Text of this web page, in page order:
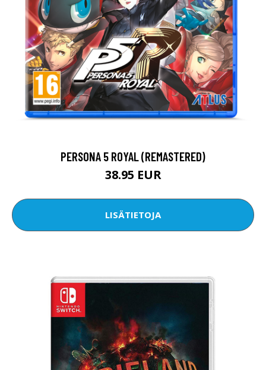
PERSONA 5 ROYAL (REMASTERED)
38.95 EUR
LISÄTIETOJA